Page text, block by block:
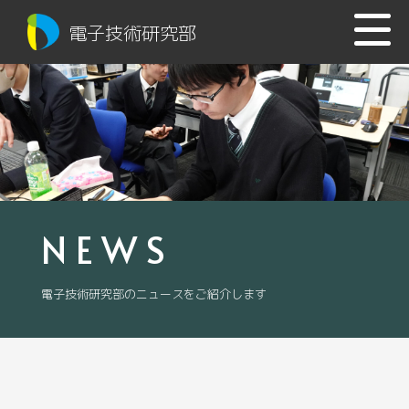
電子技術研究部
NEWS
電子技術研究部のニュースをご紹介します